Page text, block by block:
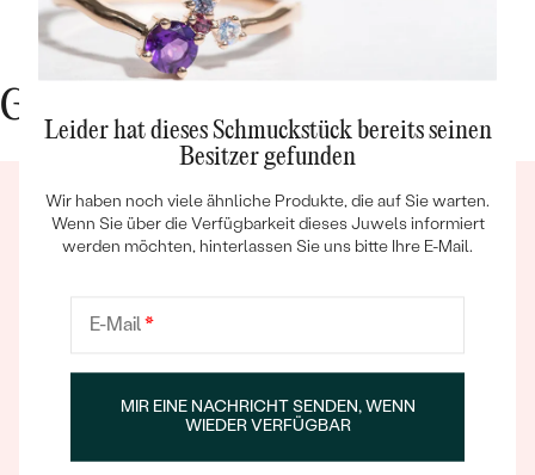
Bestseller
Gute Gründe für Eppi
sich darauf verlassen, dass unser Team dafür sorgt,
dass schon die Auswahl eines Schmuckstücks zu
einem unvergesslichen Erlebnis wird.
Leider hat dieses Schmuckstück bereits seinen
Besitzer gefunden
Wir haben noch viele ähnliche Produkte, die auf Sie warten.
Wenn Sie über die Verfügbarkeit dieses Juwels informiert
werden möchten, hinterlassen Sie uns bitte Ihre E-Mail.
E-Mail*
MIR EINE NACHRICHT SENDEN, WENN
WIEDER VERFÜGBAR